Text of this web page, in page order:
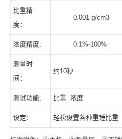
比重精
度：
0.001 g/cm3
浓度精度; 0.1%-100%
测量时
间：
约10秒
测试功能; 比重 浓度
设定： 轻松设置各种重锤比重